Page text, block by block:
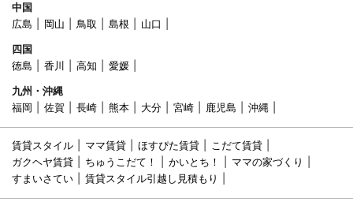
中国
広島
岡山 鳥取 島根
山口
四国
徳島
香川 高知
愛媛
九州・沖縄
福岡
佐賀 長崎 熊本 大分 宮崎 鹿児島 沖縄
賃貸スタイル ママ賃貸 ほすぴた賃貸
こだて賃貸
ガクヘヤ賃貸
ちゅうこだて！ かいとち！
ママの家づくり
すまいさてい
賃貸スタイル引越し見積もり